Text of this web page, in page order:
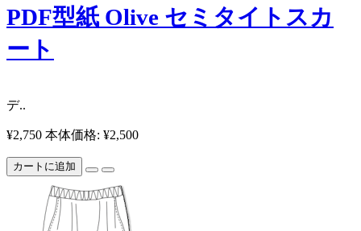
PDF型紙 Olive セミタイトスカ
ート
​ デ..
¥2,750 本体価格: ¥2,500
カートに追加